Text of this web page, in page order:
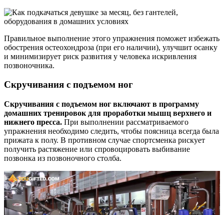
Правильное выполнение этого упражнения поможет избежать
обострения остеохондроза (при его наличии), улучшит осанку
и минимизирует риск развития у человека искривления
позвоночника.
Скручивания с подъемом ног
Скручивания с подъемом ног включают в программу
домашних тренировок для проработки мышц верхнего и
нижнего пресса. При выполнении рассматриваемого
упражнения необходимо следить, чтобы поясница всегда была
прижата к полу. В противном случае спортсменка рискует
получить растяжение или спровоцировать выбивание
позвонка из позвоночного столба.